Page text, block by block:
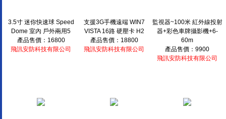
3.5寸 迷你快速球 Speed
Dome 室內 戶外兩用5
產品售價：16800
飛訊安防科技有限公司
支援3G手機遠端 WIN7
VISTA 16路 硬壓卡 H2
產品售價：18800
飛訊安防科技有限公司
監視器~100米 紅外線投射
器+彩色車牌攝影機+6-
60m
產品售價：9900
飛訊安防科技有限公司